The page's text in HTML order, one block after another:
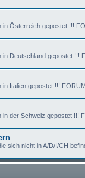
in Österreich gepostet !!!
Deutschland gepostet !!!
Italien gepostet !!!
der Schweiz gepostet !!!
sich nicht in A/D/I/CH